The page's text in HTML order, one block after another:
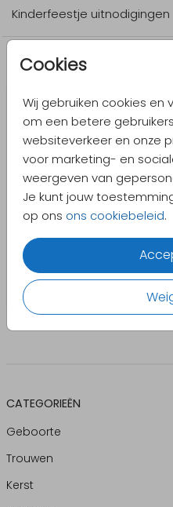
Cookies
Wij gebruiken cookies en
om een betere
websiteverkeer en onze
voor marketing- en
weergeven van
Je kunt jouw
op ons ons cookiebeleid.
Kinderfeestje uitnodigingen
Meer in dezelfde stijl
CATEGORIEËN
Geboorte
Trouwen
Kerst